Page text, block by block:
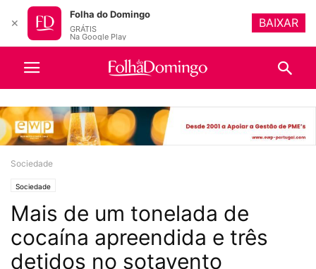
Sociedade
Sociedade
Mais de um tonelada de
cocaína apreendida e três
detidos no sotavento
✕
Folha do Domingo
GRÁTIS
Na Google Play
BAIXAR